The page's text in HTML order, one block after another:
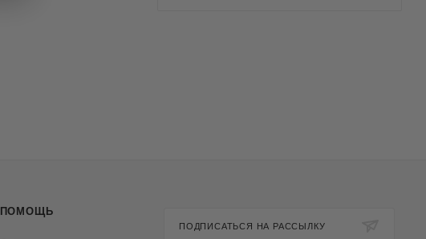
ПОМОЩЬ
ПОДПИСАТЬСЯ НА РАССЫЛКУ